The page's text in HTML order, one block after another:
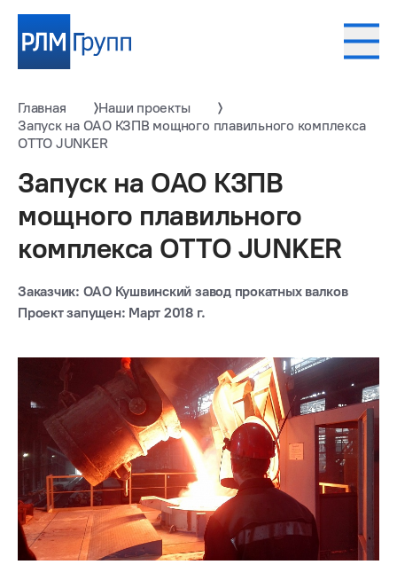
Главная
Наши проекты
Запуск на ОАО КЗПВ мощного плавильного комплекса
OTTO JUNKER
Запуск на ОАО КЗПВ
мощного плавильного
комплекса OTTO JUNKER
Заказчик: ОАО Кушвинский завод прокатных валков
Проект запущен: Март 2018 г.